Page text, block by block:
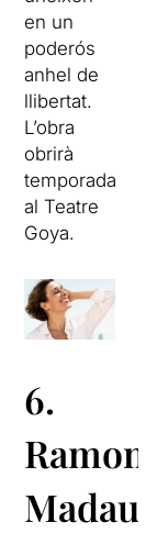
en un
poderós
anhel de
llibertat.
L’obra
obrirà
temporada
al Teatre
Goya.
6.
Ramon
Madaula